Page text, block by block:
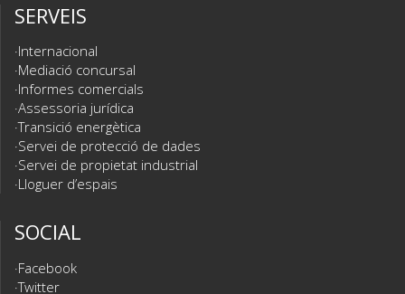
SERVEIS
Internacional
Mediació concursal
Informes comercials
Assessoria jurídica
Transició energètica
Servei de protecció de dades
Servei de propietat industrial
Lloguer d’espais
SOCIAL
Facebook
Twitter